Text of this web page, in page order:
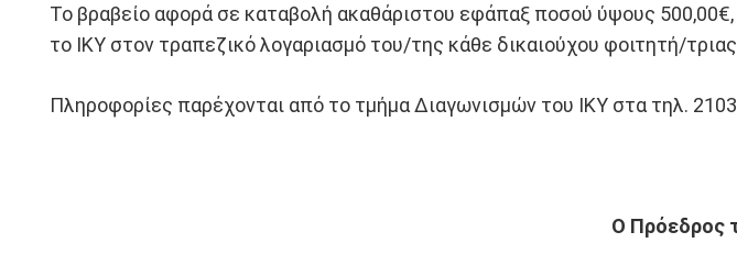
Το βραβείο αφορά σε καταβολή ακαθάριστου εφάπαξ ποσού ύψους
το ΙΚΥ στον τραπεζικό λογαριασμό του/της κάθε δικαιούχου φοιτητή/
Πληροφορίες παρέχονται από το τμήμα Διαγωνισμών του ΙΚΥ στα τηλ.
Ο Πρόεδρος